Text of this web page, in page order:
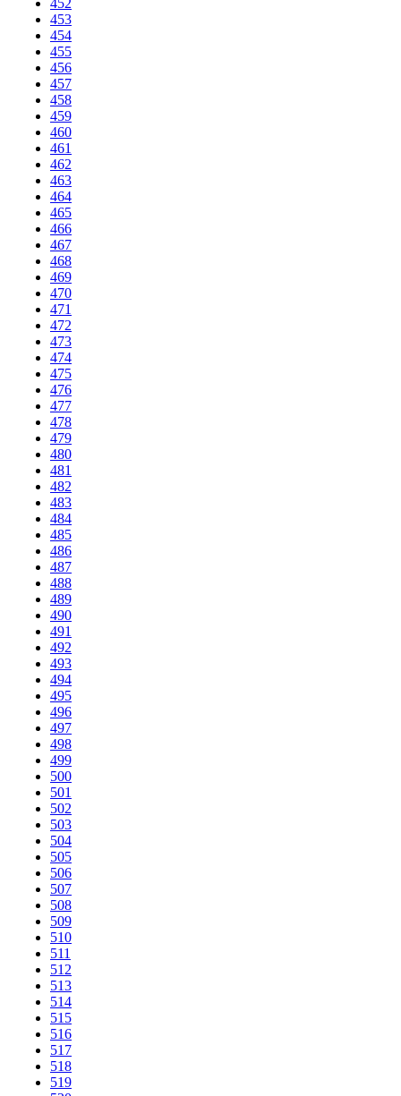
452
453
454
455
456
457
458
459
460
461
462
463
464
465
466
467
468
469
470
471
472
473
474
475
476
477
478
479
480
481
482
483
484
485
486
487
488
489
490
491
492
493
494
495
496
497
498
499
500
501
502
503
504
505
506
507
508
509
510
511
512
513
514
515
516
517
518
519